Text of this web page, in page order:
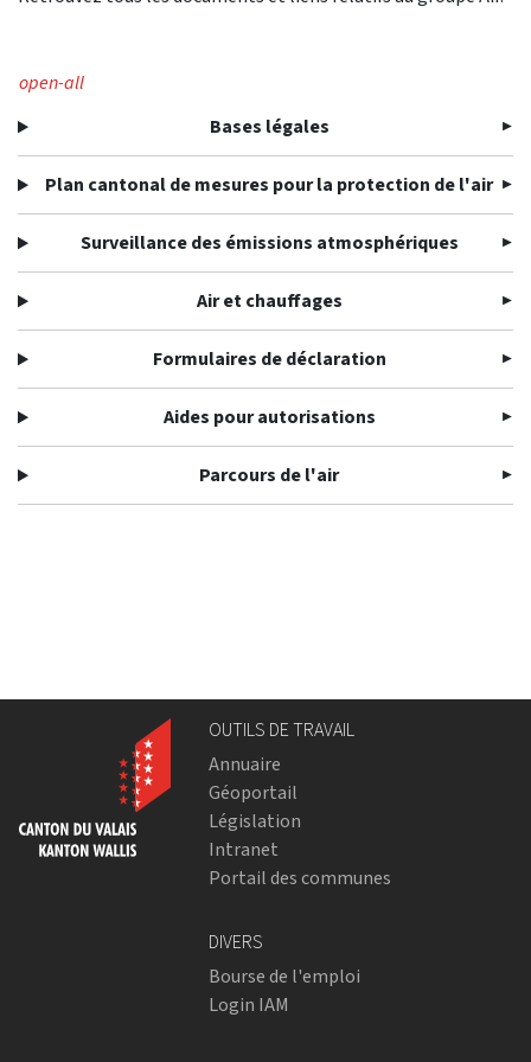
open-all
Bases légales
Plan cantonal de mesures pour la protection de l'air
Surveillance des émissions atmosphériques
Air et chauffages
Formulaires de déclaration
Aides pour autorisations
Parcours de l'air
OUTILS DE TRAVAIL
Annuaire
Géoportail
Législation
Intranet
Portail des communes
DIVERS
Bourse de l'emploi
Login IAM